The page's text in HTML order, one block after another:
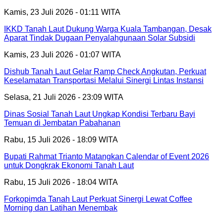
Kamis, 23 Juli 2026 - 01:11 WITA
IKKD Tanah Laut Dukung Warga Kuala Tambangan, Desak
Aparat Tindak Dugaan Penyalahgunaan Solar Subsidi
Kamis, 23 Juli 2026 - 01:07 WITA
Dishub Tanah Laut Gelar Ramp Check Angkutan, Perkuat
Keselamatan Transportasi Melalui Sinergi Lintas Instansi
Selasa, 21 Juli 2026 - 23:09 WITA
Dinas Sosial Tanah Laut Ungkap Kondisi Terbaru Bayi
Temuan di Jembatan Pabahanan
Rabu, 15 Juli 2026 - 18:09 WITA
Bupati Rahmat Trianto Matangkan Calendar of Event 2026
untuk Dongkrak Ekonomi Tanah Laut
Rabu, 15 Juli 2026 - 18:04 WITA
Forkopimda Tanah Laut Perkuat Sinergi Lewat Coffee
Morning dan Latihan Menembak